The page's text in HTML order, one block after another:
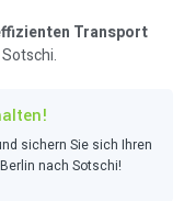
Transport
sichern Sie sich Ihren
nach Sotschi!